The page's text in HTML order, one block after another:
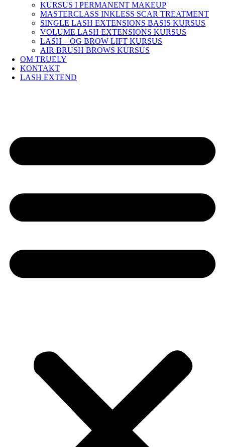
KURSUS I PERMANENT MAKEUP
MASTERCLASS INKLESS SCAR TREATMENT
SINGLE LASH EXTENSIONS BASIS KURSUS
VOLUME LASH EXTENSIONS KURSUS
LASH – OG BROW LIFT KURSUS
AIR BRUSH BROWS KURSUS
OM TRUELY
KONTAKT
LASH EXTEND